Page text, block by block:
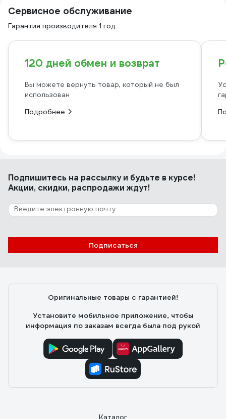
Сервисное обслуживание
Гарантия производителя 1 год
120 дней обмен и возврат
Вы можете вернуть товар, который не был
использован
Подробнее
Подпишитесь на рассылкуи будьте в курсе!
Акции, скидки, распродажи ждут!
Подписаться
Оригинальные товары с гарантией!
Установите мобильное приложение, чтобы
информация по заказам всегда была под рукой
Каталог